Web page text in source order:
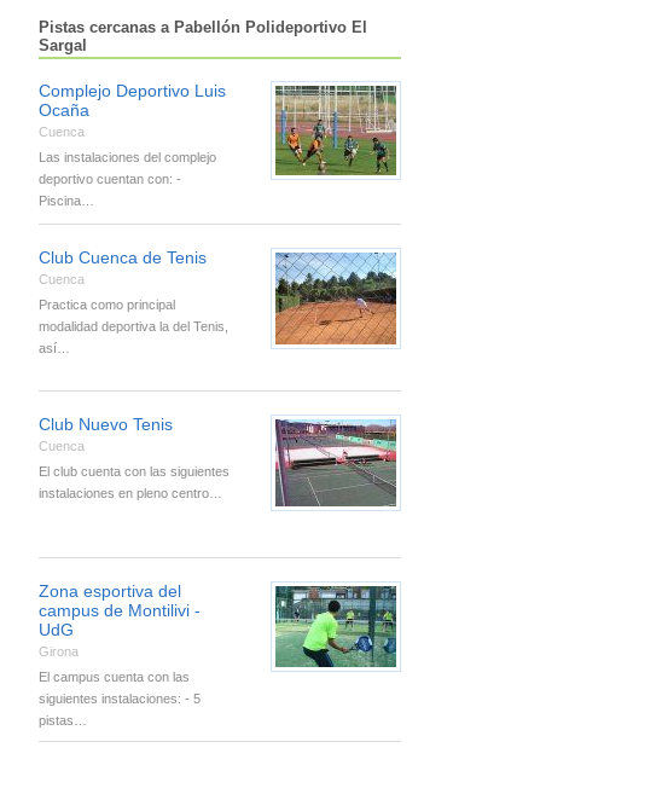
Pistas cercanas a Pabellón Polideportivo El
Sargal
Complejo Deportivo Luis
Ocaña
Cuenca
Las instalaciones del complejo
deportivo cuentan con: -
Piscina…
Club Cuenca de Tenis
Cuenca
Practica como principal
modalidad deportiva la del Tenis,
así…
Club Nuevo Tenis
Cuenca
El club cuenta con las siguientes
instalaciones en pleno centro…
Zona esportiva del
campus de Montilivi -
UdG
Girona
El campus cuenta con las
siguientes instalaciones: - 5
pistas…